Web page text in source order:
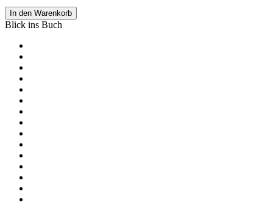
In den Warenkorb
Blick ins Buch